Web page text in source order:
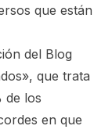
que están
del Blog
que trata
de los
en que